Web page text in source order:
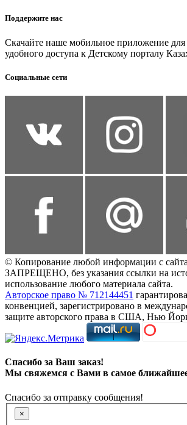
Поддержите нас
Скачайте наше мобильное приложение для
удобного доступа к Детскому порталу
Социальные сети
© Копирование любой информации с
ЗАПРЕЩЕНО, без указания ссылки на
использование любого материала сайта.
Авторское право № 712144451
конвенцией, зарегистрировано в
защите авторского права в США, Нью
Спасибо за Ваш заказ!
Мы свяжемся с Вами в самое
Спасибо за отправку сообщения!
×